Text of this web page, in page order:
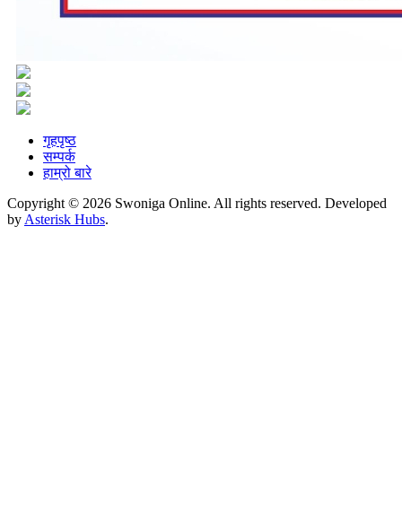
गृहपृष्ठ
सम्पर्क
हाम्रो बारे
Copyright © 2026 Swoniga Online. All rights reserved. Developed
by Asterisk Hubs.